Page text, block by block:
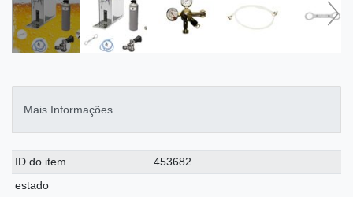
Mais Informações
Ceres::Template.singleItemTechnicalDataAttribute
Ceres::Template.singleItemTechnicalDataValue
ID do item
453682
estado